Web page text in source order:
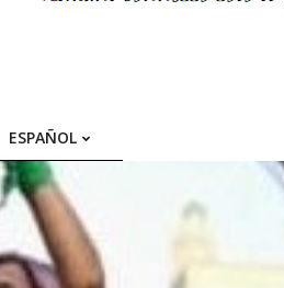
ESPAÑOL